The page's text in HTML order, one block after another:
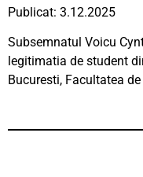
Publicat: 3.12.2025
Subsemnatul Voicu
legitimatia de student
Bucuresti, Facultatea